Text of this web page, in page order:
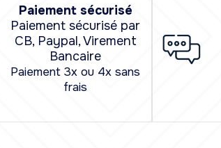
Paiement sécurisé
Paiement sécurisé par
CB, Paypal, Virement
Bancaire
Paiement 3x ou 4x sans
frais